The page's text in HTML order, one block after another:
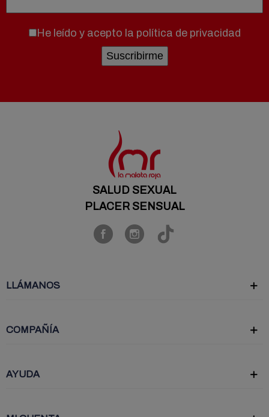
He leído y acepto la política de privacidad
SALUD SEXUAL
PLACER SENSUAL
LLÁMANOS
COMPAÑÍA
AYUDA